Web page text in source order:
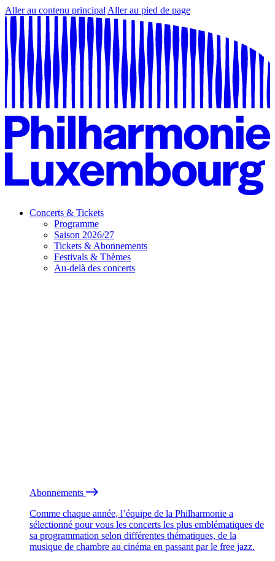
Aller au contenu principal Aller au pied de page
Concerts & Tickets
Programme
Saison 2026/27
Tickets & Abonnements
Festivals & Thèmes
Au-delà des concerts
Abonnements
Comme chaque année, l’équipe de la Philharmonie a
sélectionné pour vous les concerts les plus emblématiques de
sa programmation selon différentes thématiques, de la
musique de chambre au cinéma en passant par le free jazz.